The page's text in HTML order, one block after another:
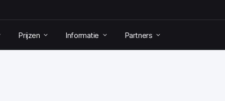
Prijzen Informatie Partners